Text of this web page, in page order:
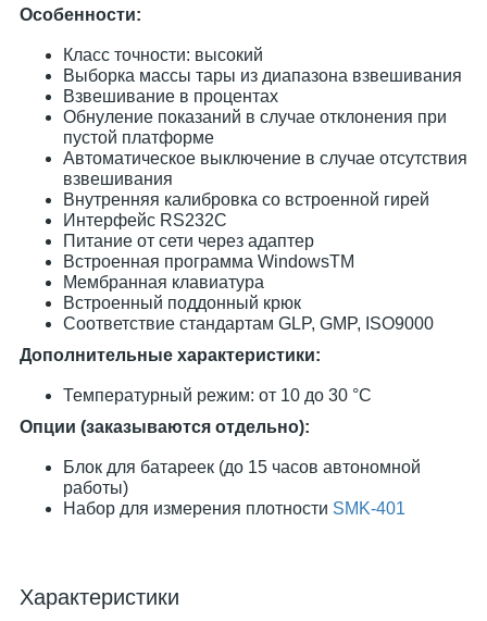
Особенности:
Класс точности: высокий
Выборка массы тары из диапазона взвешивания
Взвешивание в процентах
Обнуление показаний в случае отклонения при
пустой платформе
Автоматическое выключение в случае отсутствия
взвешивания
Внутренняя калибровка со встроенной гирей
Интерфейс RS232C
Питание от сети через адаптер
Встроенная программа WindowsTM
Мембранная клавиатура
Встроенный поддонный крюк
Соответствие стандартам GLP, GMP, ISO9000
Дополнительные характеристики:
Температурный режим: от 10 до 30 °С
Опции (заказываются отдельно):
Блок для батареек (до 15 часов автономной
работы)
Набор для измерения плотности SMK-401
Характеристики